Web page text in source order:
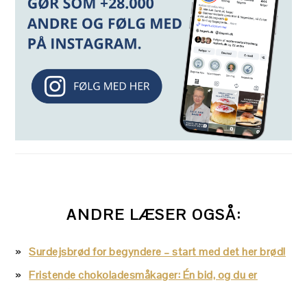
ANDRE LÆSER OGSÅ:
Surdejsbrød for begyndere – start med det her brød!
Fristende chokoladesmåkager: Én bid, og du er